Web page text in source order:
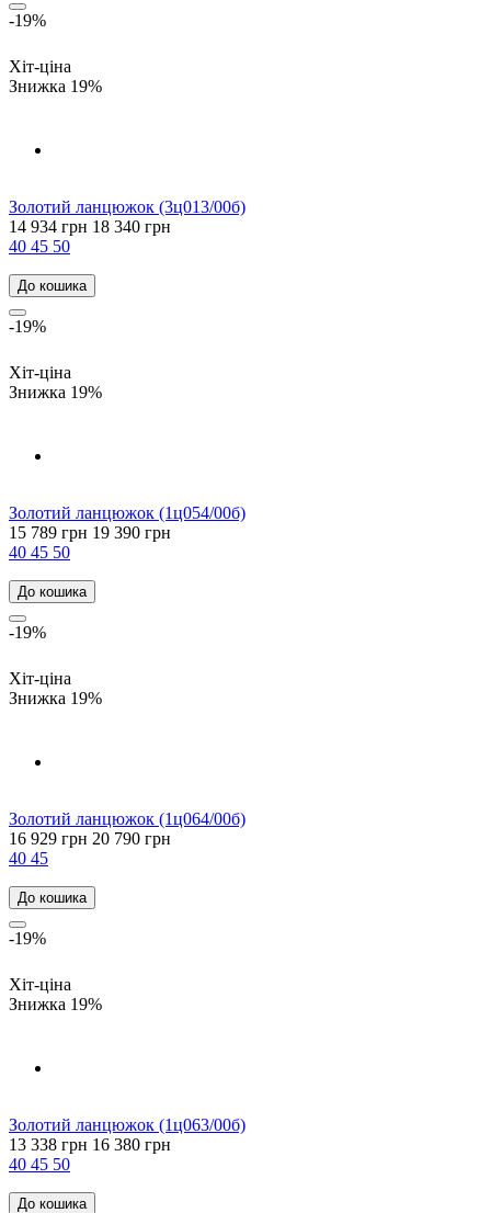
-19%
Хіт-ціна
Знижка 19%
Золотий ланцюжок (3ц013/00б)
14 934 грн 18 340 грн
40 45 50
До кошика
-19%
Хіт-ціна
Знижка 19%
Золотий ланцюжок (1ц054/00б)
15 789 грн 19 390 грн
40 45 50
До кошика
-19%
Хіт-ціна
Знижка 19%
Золотий ланцюжок (1ц064/00б)
16 929 грн 20 790 грн
40 45
До кошика
-19%
Хіт-ціна
Знижка 19%
Золотий ланцюжок (1ц063/00б)
13 338 грн 16 380 грн
40 45 50
До кошика